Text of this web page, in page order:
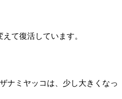
て復活しています。
ナミヤッコは、少し大きくなっ